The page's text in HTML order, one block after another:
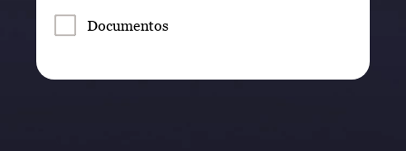
Documentos